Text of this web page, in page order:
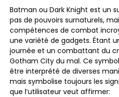
Batman ou Dark Knight est un
pas de pouvoirs surnaturels,
compétences de combat
une variété de gadgets. Étant
journée et un combattant du
Gotham City du mal. Ce
être interprété de diverses
mais symbolise toujours les
que l’utilisateur veut affirmer: